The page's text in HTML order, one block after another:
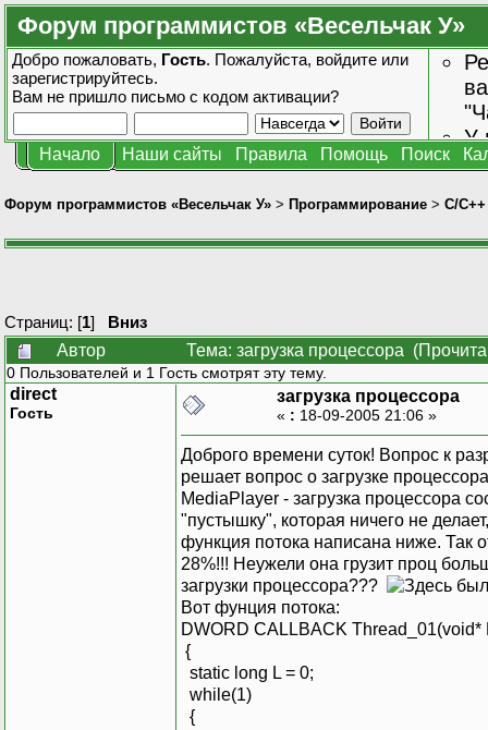
Форум программистов «Весельчак У»
Добро пожаловать, Гость. Пожалуйста, войдите или
зарегистрируйтесь.
Вам не пришло письмо с кодом активации?
У
Начало Наши сайты Правила Помощь Поиск
Форум программистов «Весельчак У» > Программирование > C/C++
Страниц: [1] Вниз
Автор
Тема: загрузка процессора
0 Пользователей и 1 Гость смотрят эту тему.
direct
Гость
загрузка процессора
« : 18-09-2005 21:06 »
Доброго времени суток! Вопрос к
решает вопрос о загрузке
MediaPlayer - загрузка процессора
"пустышку", которая ничего не
функция потока написана ниже. Так
28%!!! Неужели она грузит проц
загрузки процессора???
Вот фунция потока:
DWORD CALLBACK Thread_01(void*
{
static long L = 0;
while(1)
{